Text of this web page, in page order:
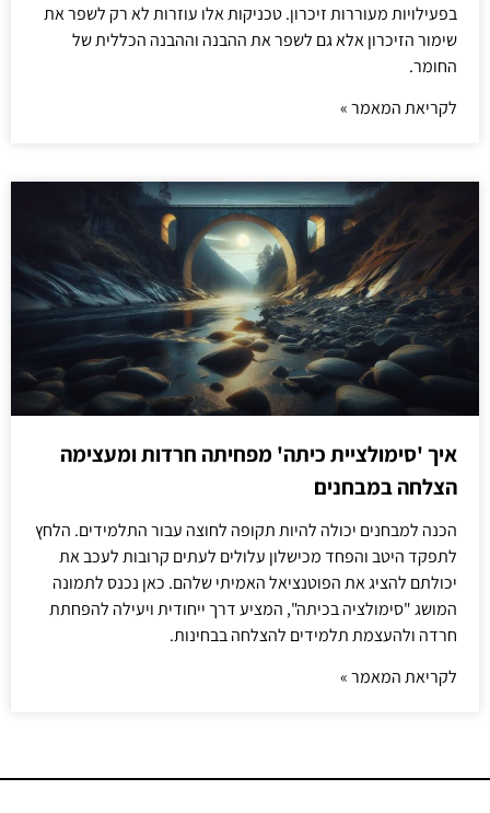
בפעילויות מעוררות זיכרון. טכניקות אלו עוזרות לא רק לשפר את
שימור הזיכרון אלא גם לשפר את ההבנה וההבנה הכללית של
החומר.
לקריאת המאמר »
איך 'סימולציית כיתה' מפחיתה חרדות ומעצימה
הצלחה במבחנים
הכנה למבחנים יכולה להיות תקופה לחוצה עבור התלמידים. הלחץ
לתפקד היטב והפחד מכישלון עלולים לעתים קרובות לעכב את
יכולתם להציג את הפוטנציאל האמיתי שלהם. כאן נכנס לתמונה
המושג "סימולציה בכיתה", המציע דרך ייחודית ויעילה להפחתת
חרדה ולהעצמת תלמידים להצלחה בבחינות.
לקריאת המאמר »